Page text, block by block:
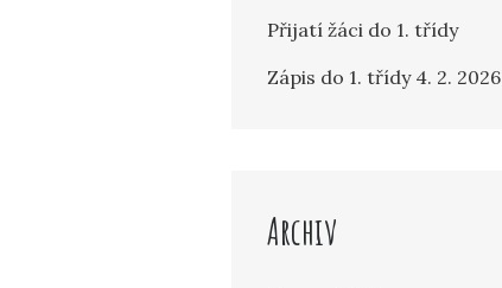
Přijatí žáci do 1. třídy
Zápis do 1. třídy 4. 2. 2026
Archiv